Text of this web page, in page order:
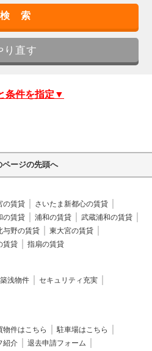
条件を指定▼
ページの先頭へ
の賃貸
さいたま新都心の賃貸
の賃貸 浦和の賃貸
武蔵浦和の賃貸
与野の賃貸
東大宮の賃貸
賃貸 指扇の賃貸
浅物件
セキュリティ充実
物件はこちら
駐車場はこちら
紹介
退去申請フォーム